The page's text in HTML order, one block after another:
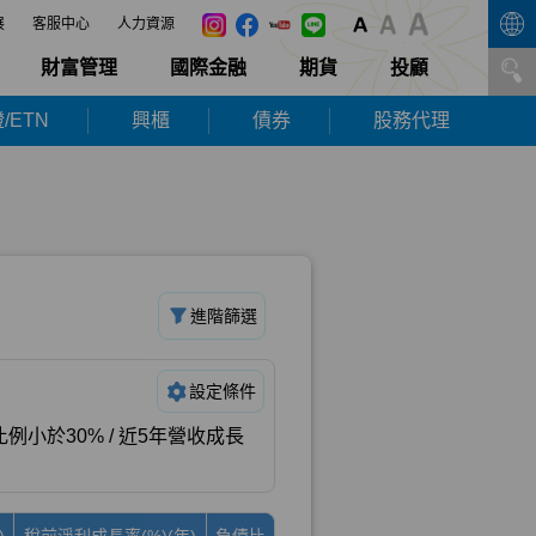
客服中心 人力資源
財富管理 國際金融 期貨 投顧
ETN 興櫃 債券 股務代理